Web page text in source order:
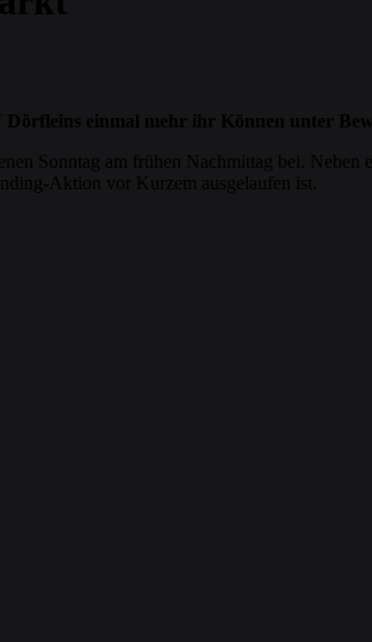
einmal mehr ihr Können unter
Sonntag am frühen Nachmittag bei. Neben
Aktion vor Kurzem ausgelaufen ist.